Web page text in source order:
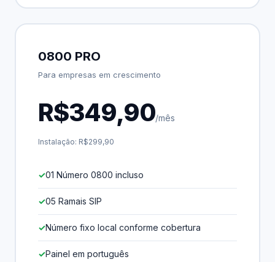
0800 PRO
Para empresas em crescimento
R$349,90/mês
Instalação: R$299,90
01 Número 0800 incluso
05 Ramais SIP
Número fixo local conforme cobertura
Painel em português